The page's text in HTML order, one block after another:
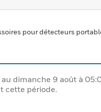
pour détecteurs
dimanche 9 août à
cette période.